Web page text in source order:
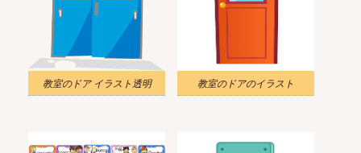
教室のドア イラスト透明 教室のドアのイラスト